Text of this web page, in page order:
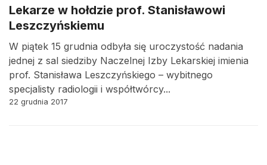
Lekarze w hołdzie prof. Stanisławowi
Leszczyńskiemu
W piątek 15 grudnia odbyła się uroczystość nadania
jednej z sal siedziby Naczelnej Izby Lekarskiej imienia
prof. Stanisława Leszczyńskiego – wybitnego
specjalisty radiologii i współtwórcy...
22 grudnia 2017